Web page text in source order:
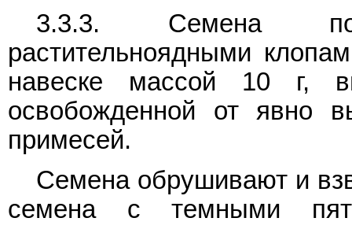
3.3.3. Семена
растительноядными
навеске массой 10 г,
освобожденной от явно
примесей.
Семена обрушивают и
семена с темными